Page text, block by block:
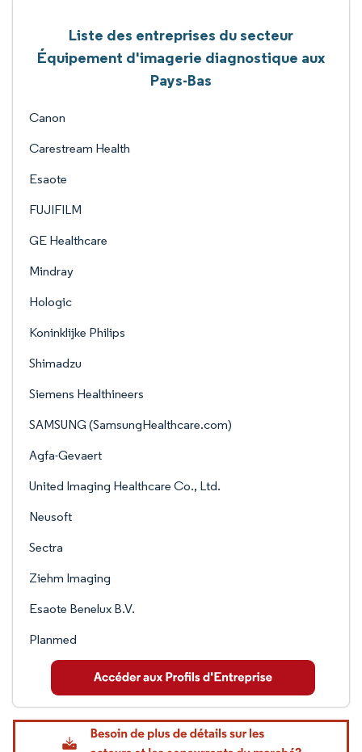
Liste des entreprises du secteur
Équipement d'imagerie diagnostique aux
Pays-Bas
Canon
Carestream Health
Esaote
FUJIFILM
GE Healthcare
Mindray
Hologic
Koninklijke Philips
Shimadzu
Siemens Healthineers
SAMSUNG (SamsungHealthcare.com)
Agfa-Gevaert
United Imaging Healthcare Co., Ltd.
Neusoft
Sectra
Ziehm Imaging
Esaote Benelux B.V.
Planmed